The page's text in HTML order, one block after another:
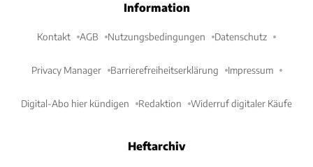
Information
Kontakt AGB Nutzungsbedingungen Datenschutz
Privacy Manager Barrierefreiheitserklärung Impressum
Digital-Abo hier kündigen Redaktion Widerruf digitaler Käufe
Heftarchiv